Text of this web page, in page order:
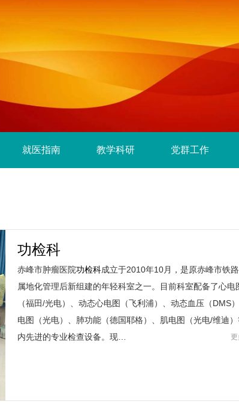
就医指南 教学科研 党群工作
功检科
赤峰市肿瘤医院功检科成立于2010年10月，是原赤峰市铁
属地化管理后新组建的年轻科室之一。目前科室配备了心电
（福田/光电）、动态心电图（飞利浦）、动态血压（DMS
电图（光电）、肺功能（德国耶格）、肌电图（光电/维迪）
内先进的专业检查设备。现…